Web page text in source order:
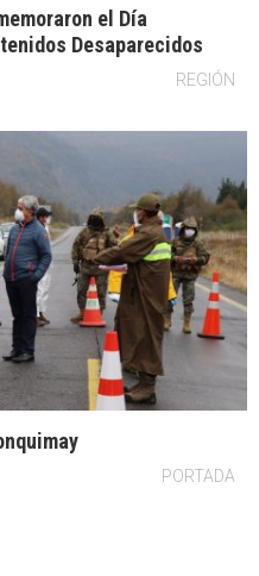
el Día
Desaparecidos
REGIÓN
PORTADA